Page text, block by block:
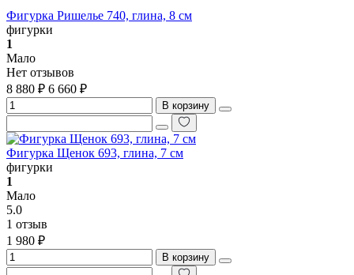
Фигурка Ришелье 740, глина, 8 см
фигурки
1
Мало
Нет отзывов
8 880 ₽ 6 660 ₽
В корзину
Фигурка Щенок 693, глина, 7 см
фигурки
1
Мало
5.0
1 отзыв
1 980 ₽
В корзину